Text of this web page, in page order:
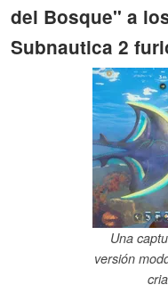
del Bosque" a
Subnautica 2
Una
versión